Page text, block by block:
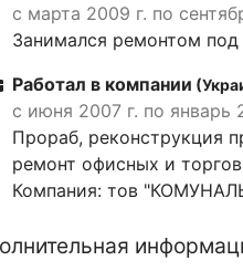
с марта 2009 г. по
Занимался ремонтом
Работал в компании
с июня 2007 г. по январь
Прораб, реконструкция
ремонт офисных и
Компания: тов